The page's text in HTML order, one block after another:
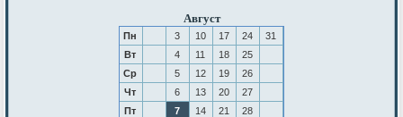
Август
Пн 3 10 17 24
31
Вт
4 11 18
25
Ср
5 12 19
26
Чт
6 13 20
27
Пт
7 14 21
28